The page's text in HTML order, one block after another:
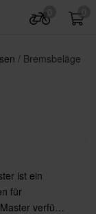
Bremsbeläge
ist ein
für
verfügt